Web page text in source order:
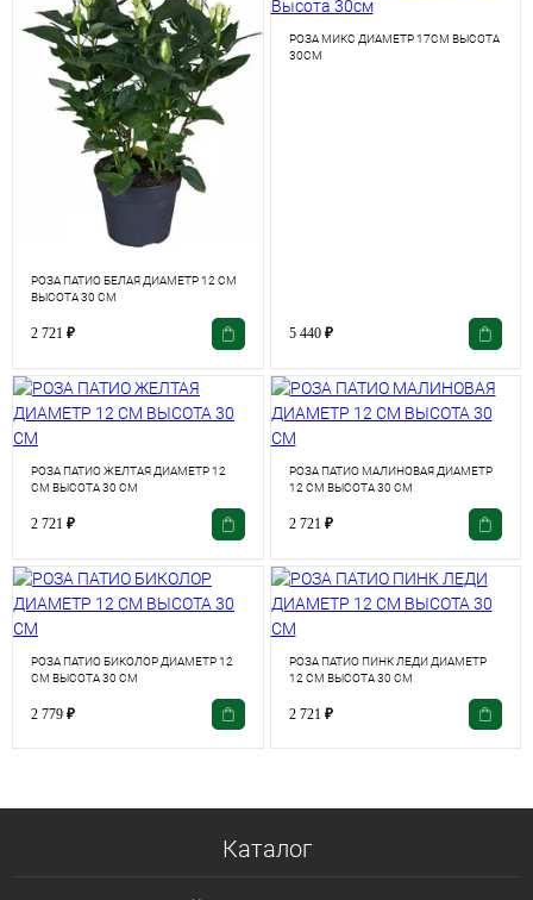
РОЗА ПАТИО БЕЛАЯ ДИАМЕТР 12 СМ
ВЫСОТА 30 СМ
2 721 ₽
РОЗА МИКС ДИАМЕТР 17СМ ВЫСОТА
30СМ
5 440 ₽
РОЗА ПАТИО ЖЕЛТАЯ ДИАМЕТР 12
СМ ВЫСОТА 30 СМ
2 721 ₽
РОЗА ПАТИО МАЛИНОВАЯ ДИАМЕТР
12 СМ ВЫСОТА 30 СМ
2 721 ₽
РОЗА ПАТИО БИКОЛОР ДИАМЕТР 12
СМ ВЫСОТА 30 СМ
2 779 ₽
РОЗА ПАТИО ПИНК ЛЕДИ ДИАМЕТР
12 СМ ВЫСОТА 30 СМ
2 721 ₽
Каталог